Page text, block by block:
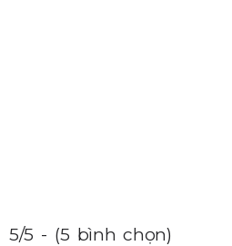
5/5 - (5 bình chọn)